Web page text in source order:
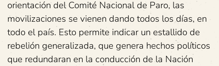
orientación del Comité Nacional de Paro, las
movilizaciones se vienen dando todos los días, en
todo el país. Esto permite indicar un estallido de
rebelión generalizada, que genera hechos políticos
que redundaran en la conducción de la Nación